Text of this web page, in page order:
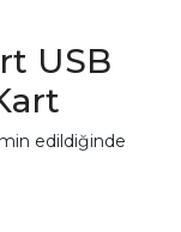
USB
edildiğinde